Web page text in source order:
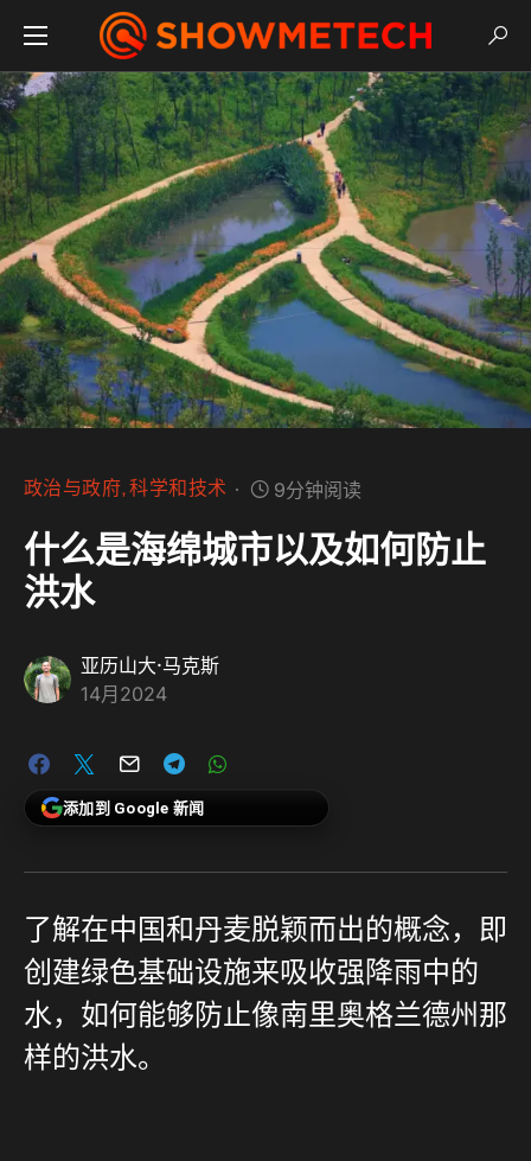
政治与政府 科学和技术 9分钟阅读
什么是海绵城市以及如何防止
洪水
亚历山大·马克斯
14月2024
添加到 Google 新闻
了解在中国和丹麦脱颖而出的概念，即
创建绿色基础设施来吸收强降雨中的
水，如何能够防止像南里奥格兰德州那
样的洪水。